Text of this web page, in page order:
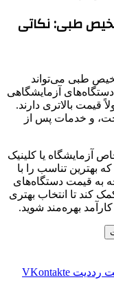
طبی: نکاتی
طبی می‌تواند
آزمایشگاهی
قیمت بالاتری دارند.
و خدمات پس از
آزمایشگاه یا کلینیک
بهترین تناسب را با
به قیمت دستگاه‌های
کند تا انتخاب بهتری
بهره‌مند شوید.
‫رددیت ‫VKontakte